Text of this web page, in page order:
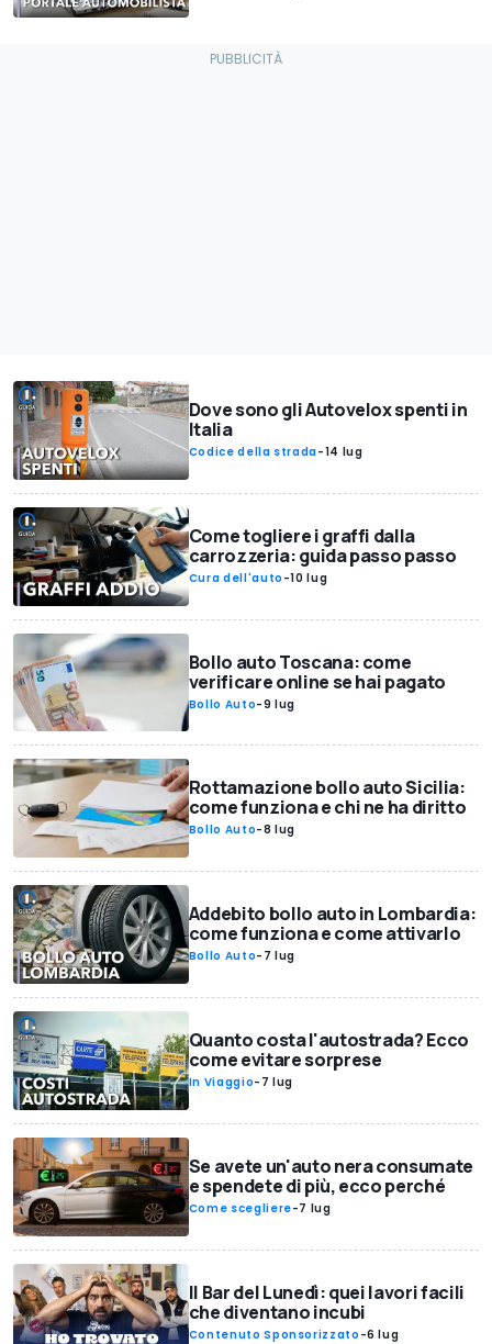
Dove sono gli Autovelox spenti in
Italia
Codice della strada-14 lug
Come togliere i graffi dalla
carrozzeria: guida passo passo
Cura dell'auto -10 lug
Bollo auto Toscana: come
verificare online se hai pagato
Bollo Auto-9 lug
Rottamazione bollo auto Sicilia:
come funziona e chi ne ha diritto
Bollo Auto-8 lug
Addebito bollo auto in Lombardia:
come funziona e come attivarlo
Bollo Auto- 7 lug
Quanto costa l'autostrada? Ecco
come evitare sorprese
In Viaggio- 7 lug
Se avete un'auto nera consumate
e spendete di più, ecco perché
Come scegliere-7 lug
Il Bar del Lunedì: quei lavori facili
che diventano incubi
Contenuto Sponsorizzato -6 lug